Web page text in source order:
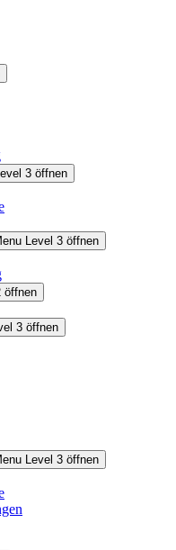
3 öffnen
Level 3 öffnen
öffnen
3 öffnen
Level 3 öffnen